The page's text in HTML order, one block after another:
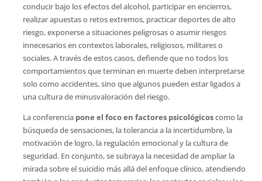
conducir bajo los efectos del alcohol, participar en encierros,
realizar apuestas o retos extremos, practicar deportes de alto
riesgo, exponerse a situaciones peligrosas o asumir riesgos
innecesarios en contextos laborales, religiosos, militares o
sociales. A través de estos casos, defiende que no todos los
comportamientos que terminan en muerte deben interpretarse
solo como accidentes, sino que algunos pueden estar ligados a
una cultura de minusvaloración del riesgo.
La conferencia pone el foco en factores psicológicoscomo la
búsqueda de sensaciones, la tolerancia a la incertidumbre, la
motivación de logro, la regulación emocional y la cultura de
seguridad. En conjunto, se subraya la necesidad de ampliar la
mirada sobre el suicidio más allá del enfoque clínico, atendiendo